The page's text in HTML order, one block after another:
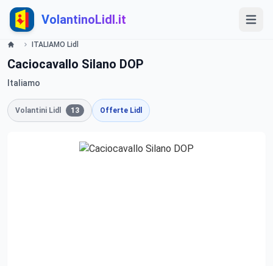
VolantinoLidl.it
ITALIAMO Lidl
Caciocavallo Silano DOP
Italiamo
Volantini Lidl 13 Offerte Lidl